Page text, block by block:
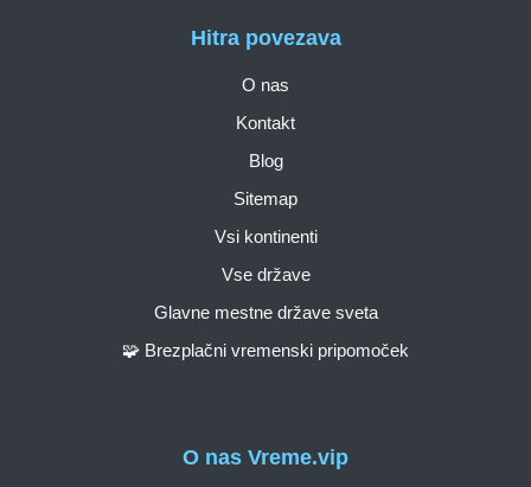
O nas Vreme.vip
Hitra povezava
O nas
Kontakt
Blog
Sitemap
Vsi kontinenti
Vse države
Glavne mestne države sveta
🧩 Brezplačni vremenski pripomoček